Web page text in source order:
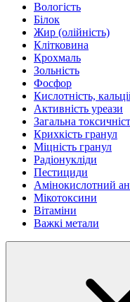
Вологість
Білок
Жир (олійність)
Клітковина
Крохмаль
Зольність
Фосфор
Кислотність,
Активність уреази
Загальна
Крихкість гранул
Міцність гранул
Радіонукліди
Пестициди
Амінокислотний
Мікотоксини
Вітаміни
Важкі метали